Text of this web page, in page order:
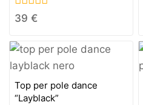
0
of
5
39 €
Top per pole dance
“Layblack”